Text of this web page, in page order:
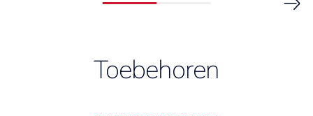
Toebehoren